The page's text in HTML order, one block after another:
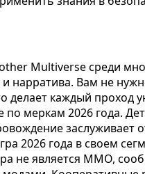
Multiverse среди
нарратива. Вам не
делает каждый проход
по меркам 2026 года.
заслуживает
2026 года в своем
не является MMO,